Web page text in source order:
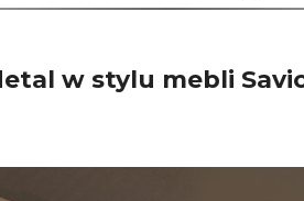
w stylu mebli